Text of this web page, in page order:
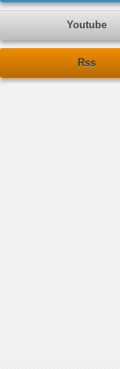
Youtube
Rss